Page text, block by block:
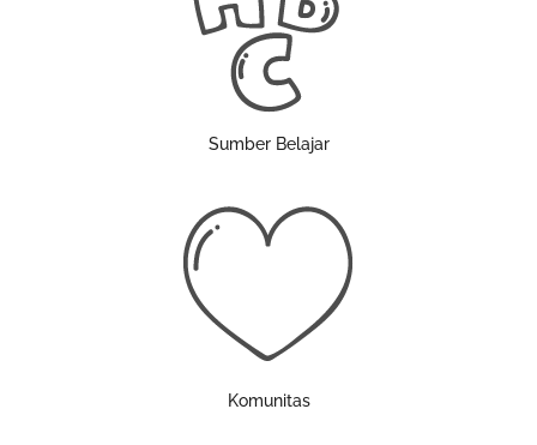
Sumber Belajar
Komunitas